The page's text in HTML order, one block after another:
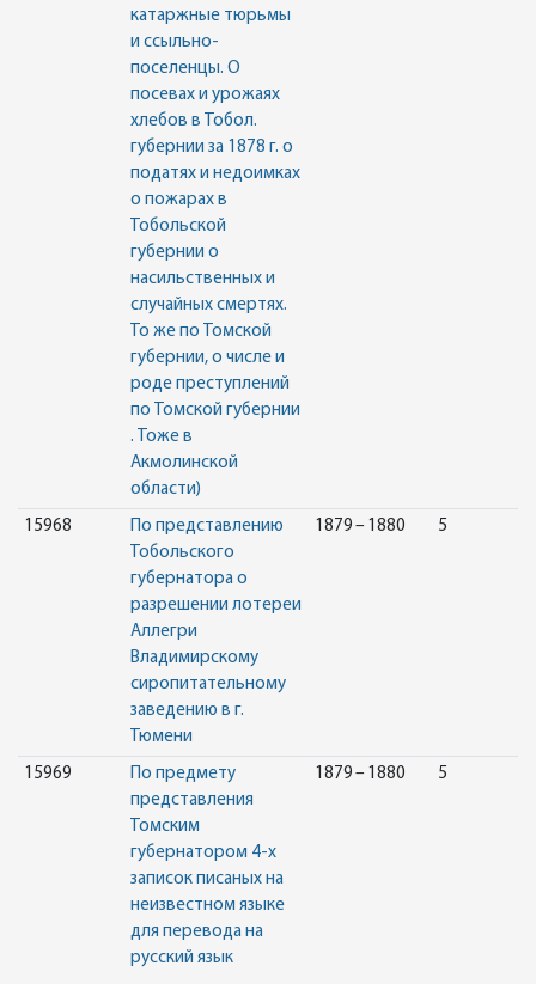
катаржные тюрьмы
и ссыльно-
поселенцы. О
посевах и урожаях
хлебов в Тобол.
губернии за 1878 г. о
податях и недоимках
о пожарах в
Тобольской
губернии о
насильственных и
случайных смертях.
То же по Томской
губернии, о числе и
роде преступлений
по Томской губернии
. Тоже в
Акмолинской
области)
15968
По представлению
Тобольского
губернатора о
разрешении лотереи
Аллегри
Владимирскому
сиропитательному
заведению в г.
Тюмени
1879 – 1880 5
15969
По предмету
представления
Томским
губернатором 4-х
записок писаных на
неизвестном языке
для перевода на
русский язык
1879 – 1880 5